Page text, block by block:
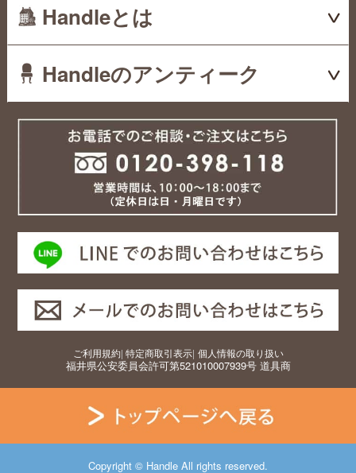
Handleとは
Handleのアンティーク
ご利用規約| 特定商取引表示| 個人情報の取り扱い
福井県公安委員会許可第521010007939号 道具商
Copyright © Handle All rights reserved.